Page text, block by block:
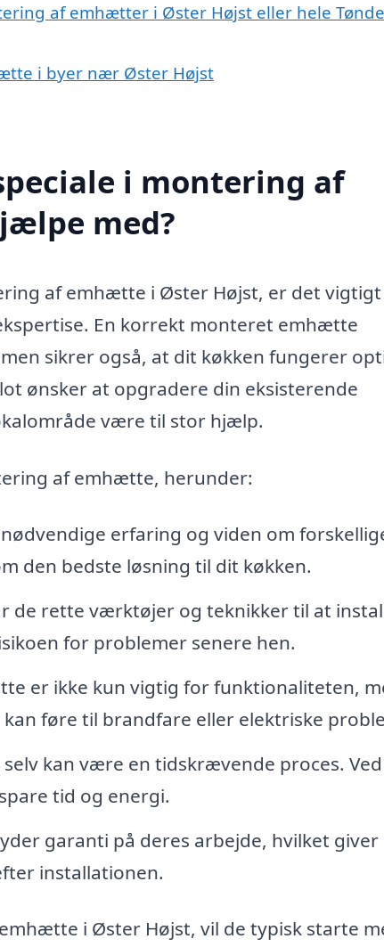
af emhætter i Øster Højst eller hele
i byer nær Øster Højst
i montering af
med?
af emhætte i Øster Højst, er det
En korrekt monteret emhætte
sikrer også, at dit køkken fungerer
ønsker at opgradere din eksisterende
være til stor hjælp.
af emhætte, herunder:
erfaring og viden om
den bedste løsning til dit køkken.
de rette værktøjer og teknikker til at
for problemer senere hen.
er ikke kun vigtig for funktionaliteten,
føre til brandfare eller elektriske
kan være en tidskrævende proces.
tid og energi.
garanti på deres arbejde, hvilket giver
installationen.
i Øster Højst, vil de typisk starte